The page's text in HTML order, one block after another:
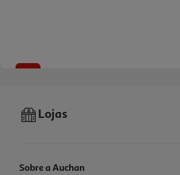
Lojas
Sobre a Auchan